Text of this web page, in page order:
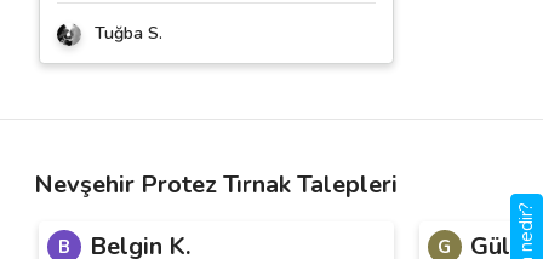
Tuğba S.
Nevşehir Protez Tırnak Talepleri
B Belgin K. G Gül